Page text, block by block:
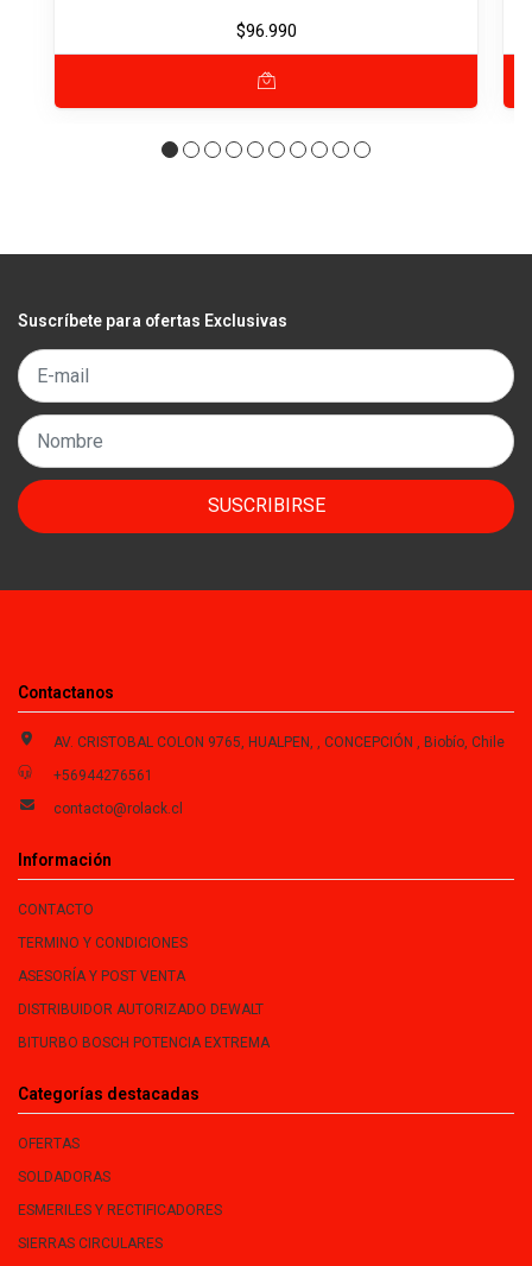
$96.990
Suscríbete para ofertas Exclusivas
SUSCRIBIRSE
Contactanos
AV. CRISTOBAL COLON 9765, HUALPEN, , CONCEPCIÓN , Biobío, Chile
+56944276561
contacto@rolack.cl
Información
CONTACTO
TERMINO Y CONDICIONES
ASESORÍA Y POST VENTA
DISTRIBUIDOR AUTORIZADO DEWALT
BITURBO BOSCH POTENCIA EXTREMA
Categorías destacadas
OFERTAS
SOLDADORAS
ESMERILES Y RECTIFICADORES
SIERRAS CIRCULARES